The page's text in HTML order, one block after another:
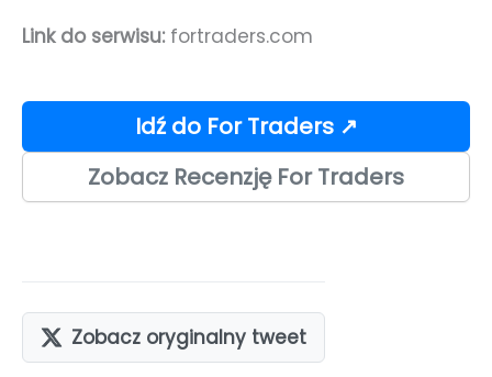
Link do serwisu:fortraders.com
Idź do For Traders ↗
Zobacz Recenzję For Traders
Zobacz oryginalny tweet